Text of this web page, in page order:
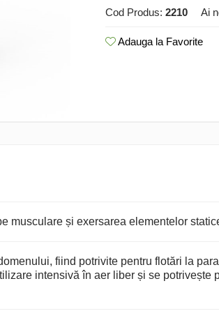
Cod Produs: 2210 Ai
Adauga la Favorite
musculare și exersarea elementelor
fiind potrivite pentru flotări la
intensivă în aer liber și se potrivește